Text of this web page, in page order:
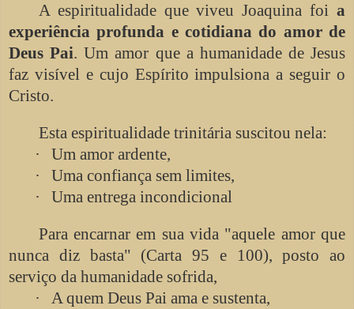
A espiritualidade que viveu Joaquina foi a
experiência profunda e cotidiana do amor de
Deus Pai. Um amor que a humanidade de Jesus
faz visível e cujo Espírito impulsiona a seguir o
Cristo.
Esta espiritualidade trinitária suscitou nela:
·
Um amor ardente,
·
Uma confiança sem limites,
·
Uma entrega incondicional
Para encarnar em sua vida "aquele amor que
nunca diz basta" (Carta 95 e 100), posto ao
serviço da humanidade sofrida,
·
A quem Deus Pai ama e sustenta,